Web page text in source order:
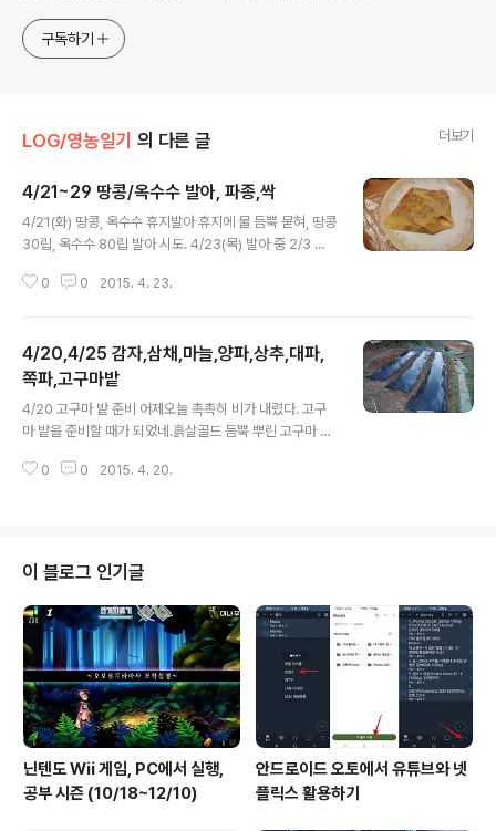
구독하기
LOG/영농일기 의 다른 글 더보기
4/21~29 땅콩/옥수수 발아, 파종,싹
4/21(화) 땅콩, 옥수수 휴지발아 휴지에 물 듬뿍 묻혀, 땅콩
30립, 옥수수 80립 발아 시도. 4/23(목) 발아 중 2/3 정
만 살짝 나온 상태. 생각보다 늦네? 알고 보니 우리 집에서
룻밤 만에 급격히 발아중인 씨앗들, 오늘 파종. 마늘양파 아
래 밭에 옥수수 3열로 심었다. 50여주 이상 심음. 비탈밭
을 3단으로 일구어 2단에 땅콩 30립, 1단에 옥수수 나머
지를 심었다. 이 곳은 아마도 유실될 가능성이 높다. 어느
정도 잡초를 인정해야 할까? 4/29(수) 옥수수는 일부 싹이
올라왔다. 땅콩은 무소식.
0 0 2015. 4. 23.
4/20,4/25 감자,삼채,마늘,양파,상추,대파,
쪽파,고구마밭
4/20 고구마 밭 준비 어제오늘 촉촉히 비가 내렸다. 고구
마 밭을 준비할 때가 되었네.흙살골드 듬뿍 뿌린 고구마 밭
다. 올핸 멀칭 고정핀 (130개 17천원)을 이용하니 일이 엄
온다. 자주감자도 올라온다. 볕 좋은 곳에 심었는데도 25
일이나 걸리는구나. 아직 다 올라오려면 멀었는데. 삼채는
은근히 싹이 올라오는 중. 고추냉이 하나 올라왓고 생강은
무소식이다.대파,쪽파 싹 났다. 상추는 새들새들. 산마늘과
마늘 마늘은 30cm크기다. 산마늘은 잎사귀를 키우고 있
다.
0 0 2015. 4. 20.
이 블로그 인기글
닌텐도 Wii 게임, PC에서 실행,
공부 시즌 (10/18~12/10)
안드로이드 오토에서 유튜브와 넷
플릭스 활용하기